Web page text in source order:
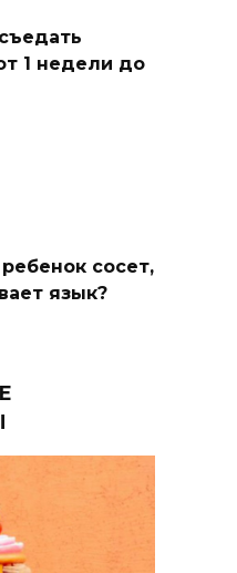
1 недели до
сосет,
язык?